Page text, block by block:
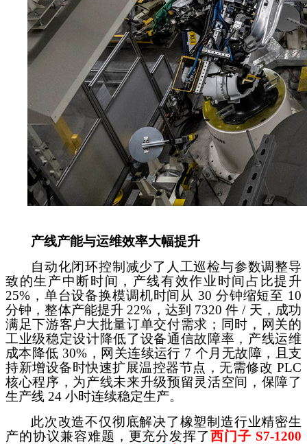
产线产能与运维效率大幅提升
自动化闭环控制减少了人工巡检与参数调整导
致的生产中断时间，产线有效作业时间占比提升
25%，单台设备换模调机时间从 30 分钟缩短至 10
分钟，整体产能提升 22%，达到 7320 件 / 天，成功
满足下游客户大批量订单交付需求；同时，网关的
工业级稳定设计降低了设备通信故障率，产线运维
成本降低 30%，网关连续运行 7 个月无故障，且支
持新增设备时快速扩展温控器节点，无需修改 PLC
核心程序，为产线未来升级预留灵活空间，保障了
生产线 24 小时连续稳定生产。
此次改造不仅彻底解决了橡塑制造行业精密生
产的协议兼容难题，更充分发挥了西门子 S7-1200